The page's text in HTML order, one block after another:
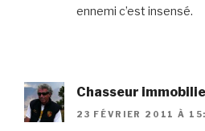
ennemi c’est insensé.
Chasseur
23 FÉVRIER 2011 À